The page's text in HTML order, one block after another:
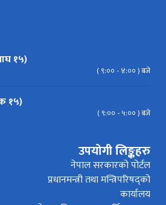
१५)
( ९:०० - ४:०० ) बजे
१५)
( ९:०० - ५:०० ) बजे
उपयोगी लिङ्कहरु
नेपाल सरकारको पोर्टल
प्रधानमन्त्री तथा मन्त्रिपरिषद्को
कार्यालय